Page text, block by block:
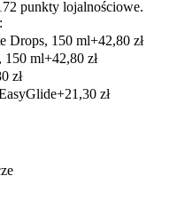
punkty lojalnościowe.
Drops, 150 ml+42,80 zł
150 ml+42,80 zł
zł
+21,30 zł